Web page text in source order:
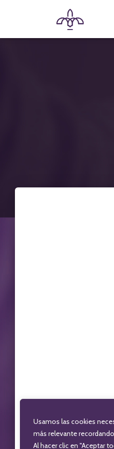
Usamos las cookies
más relevante
Al hacer clic en "Aceptar